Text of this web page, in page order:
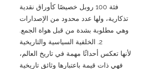
فئة 100 روبل خصيصًا كأوراق نقدية
تذكارية، ولها عدد محدود من الإصدارات
وهي مطلوبة بشدة من قبل هواة الجمع.
2. الخلفية السياسية والتاريخية
لأنها تعكس أحداثًا مهمة في تاريخ العالم،
فهي ذات قيمة باعتبارها وثائق تاريخية